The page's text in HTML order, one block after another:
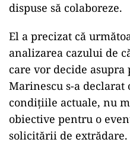
dispuse să colaboreze.
El a precizat că
analizarea cazului de
care vor decide
Marinescu s-a
condițiile actuale, nu
obiective pentru o
solicitării de extrădare.